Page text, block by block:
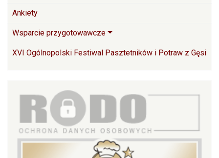
Ankiety
Wsparcie przygotowawcze
XVI Ogólnopolski Festiwal Pasztetników i Potraw z Gęsi